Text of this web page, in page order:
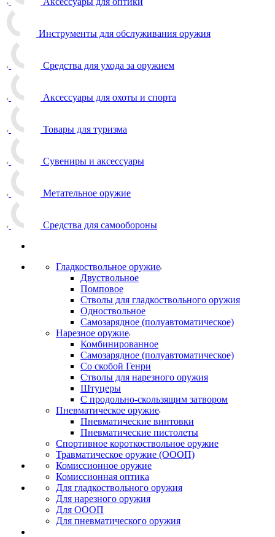
Инструменты для обслуживания оружия
Средства для ухода за оружием
Аксессуары для охоты и спорта
Товары для туризма
Сувениры и аксессуары
Метательное оружие
Средства для самообороны
Гладкоствольное оружие
Двуствольное
Помповое
Стволы для гладкоствольного оружия
Одноствольное
Самозарядное (полуавтоматическое)
Нарезное оружие
Комбинированное
Самозарядное (полуавтоматическое)
Со скобой Генри
Стволы для нарезного оружия
Штуцеры
С продольно-скользящим затвором
Пневматическое оружие
Пневматические винтовки
Пневматические пистолеты
Спортивное короткоствольное оружие
Травматическое оружие (ОООП)
Комиссионное оружие
Комиссионная оптика
Для гладкоствольного оружия
Для нарезного оружия
Для ОООП
Для пневматического оружия